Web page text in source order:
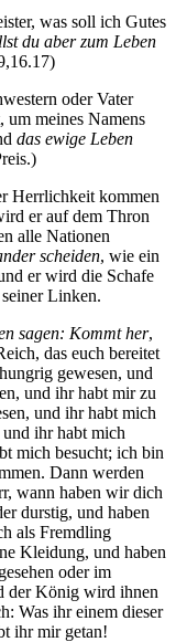
was soll ich Gutes
du aber zum Leben
oder Vater
meines Namens
das ewige Leben
Herrlichkeit kommen
er auf dem Thron
alle Nationen
scheiden, wie ein
er wird die Schafe
Linken.
sagen: Kommt her,
das euch bereitet
gewesen, und
und ihr habt mir zu
und ihr habt mich
ihr habt mich
mich besucht; ich bin
Dann werden
wann haben wir dich
durstig, und haben
als Fremdling
Kleidung, und haben
oder im
der König wird ihnen
Was ihr einem dieser
ihr mir getan!